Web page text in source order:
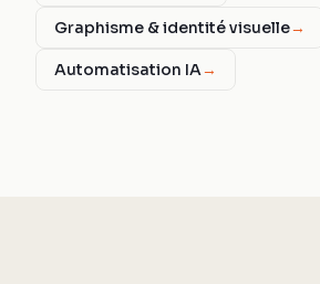
Graphisme & identité visuelle→
Automatisation IA→